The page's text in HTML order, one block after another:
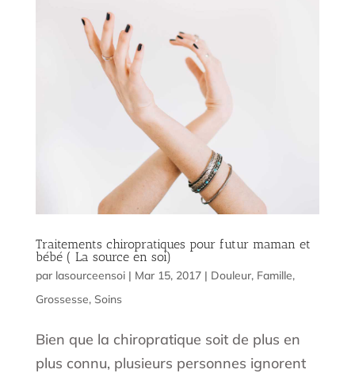
Traitements chiropratiques pour futur maman et
bébé ( La source en soi)
par lasourceensoi| Mar 15, 2017| Douleur, Famille,
Grossesse, Soins
Bien que la chiropratique soit de plus en
plus connu, plusieurs personnes ignorent